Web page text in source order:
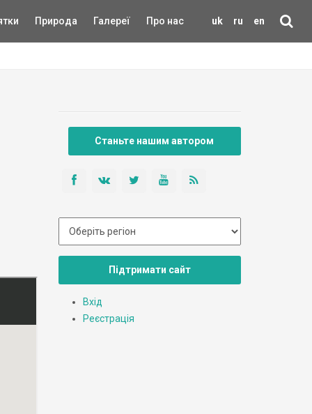
uk ru en
Природа Галереї Про нас
Станьте нашим автором
Підтримати сайт
Вхід
Реєстрація